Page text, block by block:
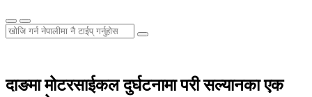
दाङमा मोटरसाईकल दुर्घटनामा परी सल्यानका एक